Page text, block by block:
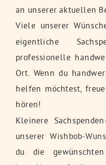
an unserer aktuellen
Viele unserer
eigentliche
professionelle
Ort. Wenn du
helfen möchtest,
hören!
Kleinere
unsererWishbob-
du die